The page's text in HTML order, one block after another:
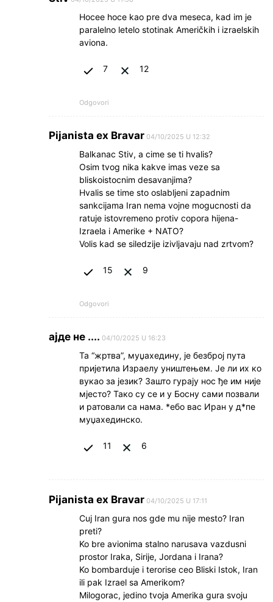
Hocee hoce kao pre dva meseca, kad im je
paralelno letelo stotinak Američkih i izraelskih
aviona.
7 12
Odgovori
Pijanista ex Bravar 04/10/2025 U 12:32
Balkanac Stiv, a cime se ti hvalis?
Osim tvog nika kakve imas veze sa
bliskoistocnim desavanjima?
Hvalis se time sto oslabljeni zapadnim
sankcijama Iran nema vojne mogucnosti da
ratuje istovremeno protiv copora hijena-
Izraela i Amerike + NATO?
Volis kad se siledzije izivljavaju nad zrtvom?
15 9
Odgovori
ајде не .... 04/10/2025 U 16:23
Та “жртва”, муџахедину, је безброј пута
пријетила Израелу уништењем. Је ли их ко
вукао за језик? Зашто гурају нос ђе им није
мјесто? Тако су се и у Босну сами позвали
и ратовали са нама. *ебо вас Иран у д*пе
муџахединско.
11 6
Pijanista ex Bravar 04/10/2025 U 17:11
Cuj Iran gura nos gde mu nije mesto? Iran
preti?
Ko bre avionima stalno narusava vazdusni
prostor Iraka, Sirije, Jordana i Irana?
Ko bombarduje i terorise ceo Bliski Istok, Iran
ili pak Izrael sa Amerikom?
Milogorac, jedino tvoja Amerika gura svoju